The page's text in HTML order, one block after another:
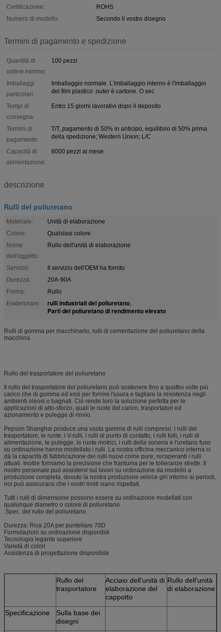
Certificazione:
ROHS
Numero di modello:
Secondo il vostro disegno
Termini di pagamento e spedizione
Quantità di
ordine minimo:
100 pezzi
Imballaggi
particolari:
Imballaggio normale. L'imballaggio interno è l'imballaggio
del film plastico .outer è cartone. O sec
Tempi di
consegna:
Entro 15 giorni lavorativi dopo il deposito
Termini di
pagamento:
T/T, pagamento di 50% in anticipo, equilibrio di 50% prima
della spedizione; Western Union; L/C
Capacità di
alimentazione:
6000 pezzi al mese
descrizione
Rulli del poliuretano
Materiale:
Unità di elaborazione
Colore:
Qualsiasi colore
Nome
dell'oggetto:
Rullo dell'unità di elaborazione
Servizio:
Il servizio dell'OEM ha fornito
Durezza:
20A-90A
Forma:
Rullo
Evidenziare:
rulli industriali del poliuretano,
Parti del poliuretano di rendimento elevato
Rulli di gomma per macchinario, rulli di cementazione del poliuretano della
macchina
Rullo del trasportatore del poliuretano
Il rullo del trasportatore del poliuretano può sostenere fino a quattro volte più
carico che di gomma ed essi per fornire l'usura e tagliare la resistenza negli
ambienti oleosi o bagnati. Ciò rende loro la soluzione perfetta per le
applicazioni di alto-sforzo, quali le ruote del carico, trasportatori ed
azionamento e pulegge di rinvio.
Pepson Shanghai produce una vasta gamma di rulli compreso: i rulli del
trasportatore, le ruote, i V-rulli, i rulli di punto di contatto, i rulli folli, i rulli di
alimentazione, le pulegge, le ruote motrici, i rulli della soneria e l'uretano fuso
su ordinazione hanno modellato i rulli. La nostra officina meccanico interna ci
dà la capacità di fabbricazione dei rulli nuovi come pure, recuperanti i rulli
attuali. Inoltre forniamo la precisione che frantuma per le tolleranze strette. Il
nostro personale può assistervi sui lavori su ordinazione da modello a
produzione completa. dovuto la nostra produzione veloce giri intorno ai periodi,
noi può assicurarsi che i vostri limiti siano rispettati.
Tutti i rulli di dimensione possono essere su ordinazione modellati con
qualunque diametro o colore di poliuretano
Spec. del rullo del poliuretano.
Durezza: Riva 20A per puntellare 70D
Formulazioni su ordinazione disponibili
Tecnologia legante superiore
Varietà di colori
Assistenza di progettazione disponibile
Rullo del
trasportatore
Acciaio dell'unità di
elaborazione del
cappotto
Rullo dell'unità
di elaborazione
Specificazione
Sulla base dei
disegni